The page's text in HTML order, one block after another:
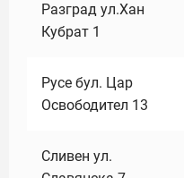
Разград ул.Хан
Кубрат 1
Русе бул. Цар
Освободител 13
Сливен ул.